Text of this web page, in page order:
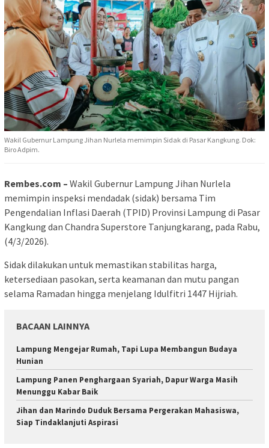
Wakil Gubernur Lampung Jihan Nurlela memimpin Sidak di Pasar Kangkung. Dok:
Biro Adpim.
Rembes.com – Wakil Gubernur Lampung Jihan Nurlela
memimpin inspeksi mendadak (sidak) bersama Tim
Pengendalian Inflasi Daerah (TPID) Provinsi Lampung di Pasar
Kangkung dan Chandra Superstore Tanjungkarang, pada Rabu,
(4/3/2026).
Sidak dilakukan untuk memastikan stabilitas harga,
ketersediaan pasokan, serta keamanan dan mutu pangan
selama Ramadan hingga menjelang Idulfitri 1447 Hijriah.
BACAAN LAINNYA
Lampung Mengejar Rumah, Tapi Lupa Membangun Budaya
Hunian
Lampung Panen Penghargaan Syariah, Dapur Warga Masih
Menunggu Kabar Baik
Jihan dan Marindo Duduk Bersama Pergerakan Mahasiswa,
Siap Tindaklanjuti Aspirasi